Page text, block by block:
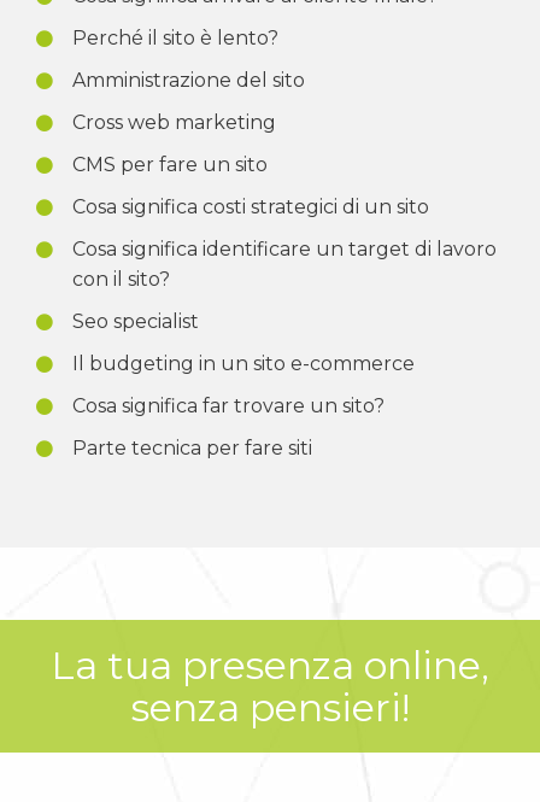
Perché il sito è lento?
Amministrazione del sito
Cross web marketing
CMS per fare un sito
Cosa significa costi strategici di un sito
Cosa significa identificare un target di lavoro
con il sito?
Seo specialist
Il budgeting in un sito e-commerce
Cosa significa far trovare un sito?
Parte tecnica per fare siti
La tua presenza online,
senza pensieri!